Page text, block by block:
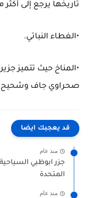
تاريخها يرجع إلى أكثر من 5000 سنة قبل
•الغطاء النباتي.
•المناخ حيث تتميز
صحراوي جاف وشحيح
قد يعجبك ايضا
منذ عام
جزر ابوظبي
المتحدة
منذ عام